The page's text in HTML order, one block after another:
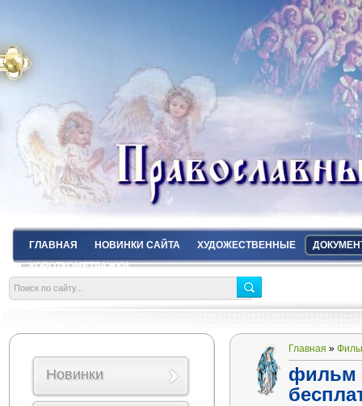
ГЛАВНАЯ НОВИНКИ САЙТА ХУДОЖЕСТВЕННЫЕ
КОРОТКОМЕТРАЖКИ
Главная »
фильм
Новинки